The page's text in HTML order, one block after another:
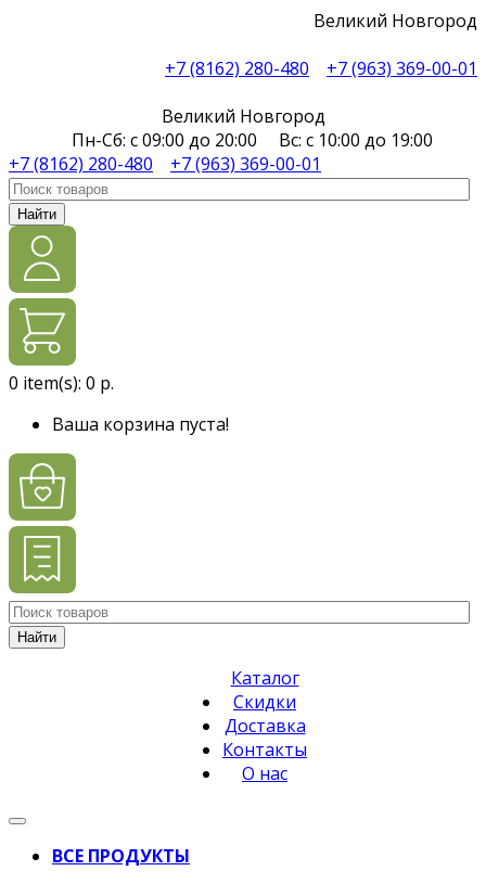
Великий Новгород
+7 (8162) 280-480
+7 (963) 369-00-01
Великий Новгород
Пн-Сб: с 09:00 до 20:00 Вс: с 10:00 до 19:00
+7 (8162) 280-480
+7 (963) 369-00-01
Найти
0 item(s): 0 р.
Ваша корзина пуста!
Найти
Каталог
Скидки
Доставка
Контакты
О нас
ВСЕ ПРОДУКТЫ